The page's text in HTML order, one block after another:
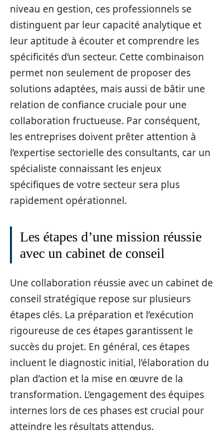
niveau en gestion, ces professionnels se
distinguent par leur capacité analytique et
leur aptitude à écouter et comprendre les
spécificités d’un secteur. Cette combinaison
permet non seulement de proposer des
solutions adaptées, mais aussi de bâtir une
relation de confiance cruciale pour une
collaboration fructueuse. Par conséquent,
les entreprises doivent prêter attention à
l’expertise sectorielle des consultants, car un
spécialiste connaissant les enjeux
spécifiques de votre secteur sera plus
rapidement opérationnel.
Les étapes d’une mission réussie
avec un cabinet de conseil
Une collaboration réussie avec un cabinet de
conseil stratégique repose sur plusieurs
étapes clés. La préparation et l’exécution
rigoureuse de ces étapes garantissent le
succès du projet. En général, ces étapes
incluent le diagnostic initial, l’élaboration du
plan d’action et la mise en œuvre de la
transformation. L’engagement des équipes
internes lors de ces phases est crucial pour
atteindre les résultats attendus.